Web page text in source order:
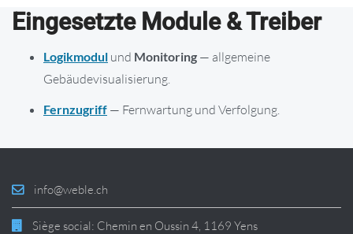
Eingesetzte Module & Treiber
Logikmodul und Monitoring — allgemeine
Gebäudevisualisierung.
Fernzugriff — Fernwartung und Verfolgung.
info@weble.ch
Siège social: Chemin en Oussin 4, 1169 Yens